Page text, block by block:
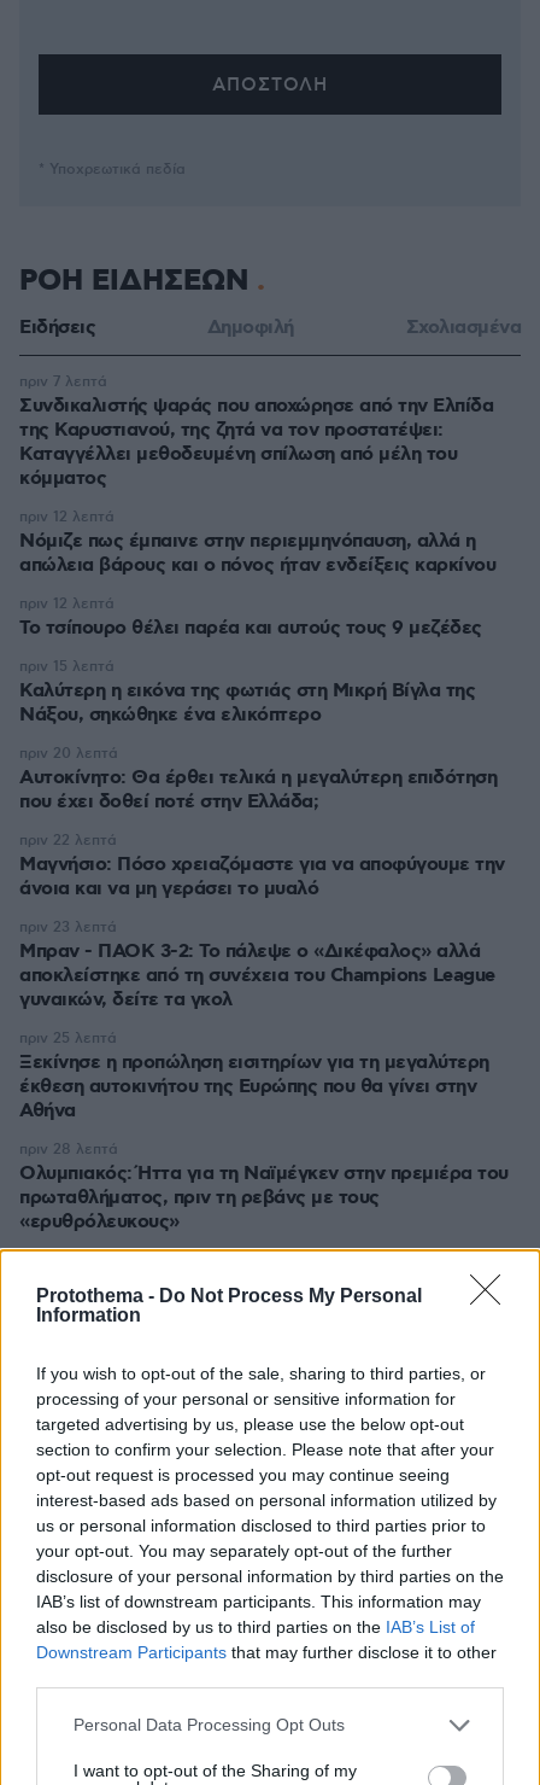
Protothema - Do Not Process My Personal
Information
If you wish to opt-out of the sale, sharing to third parties, or
processing of your personal or sensitive information for
targeted advertising by us, please use the below opt-out
section to confirm your selection. Please note that after your
opt-out request is processed you may continue seeing
interest-based ads based on personal information utilized by
us or personal information disclosed to third parties prior to
your opt-out. You may separately opt-out of the further
disclosure of your personal information by third parties on the
IAB’s list of downstream participants. This information may
also be disclosed by us to third parties on the IAB’s List of
Downstream Participants that may further disclose it to other
Please note that this website/app uses one or more Google
not limited to your visit or usage behaviour. You may click to
Personal Data Processing Opt Outs
I want to opt-out of the Sharing of my
* Υποχρεωτικά πεδία
ΡΟΗ ΕΙΔΗΣΕΩΝ
Ειδήσεις Δημοφιλή Σχολιασμένα
Συνδικαλιστής ψαράς που αποχώρησε από την Ελπίδα
της Καρυστιανού, της ζητά να τον προστατέψει:
Καταγγέλλει μεθοδευμένη σπίλωση από μέλη του
κόμματος
πριν 7 λεπτά
Νόμιζε πως έμπαινε στην περιεμμηνόπαυση, αλλά η
απώλεια βάρους και ο πόνος ήταν ενδείξεις καρκίνου
πριν 12 λεπτά
Το τσίπουρο θέλει παρέα και αυτούς τους 9 μεζέδες
πριν 12 λεπτά
Καλύτερη η εικόνα της φωτιάς στη Μικρή Βίγλα της
Νάξου, σηκώθηκε ένα ελικόπτερο
πριν 15 λεπτά
Αυτοκίνητο: Θα έρθει τελικά η μεγαλύτερη επιδότηση
που έχει δοθεί ποτέ στην Ελλάδα;
πριν 20 λεπτά
Μαγνήσιο: Πόσο χρειαζόμαστε για να αποφύγουμε την
άνοια και να μη γεράσει το μυαλό
πριν 22 λεπτά
Μπραν - ΠΑΟΚ 3-2: Το πάλεψε ο «Δικέφαλος» αλλά
αποκλείστηκε από τη συνέχεια του Champions League
γυναικών, δείτε τα γκολ
πριν 23 λεπτά
Ξεκίνησε η προπώληση εισιτηρίων για τη μεγαλύτερη
έκθεση αυτοκινήτου της Ευρώπης που θα γίνει στην
Αθήνα
πριν 25 λεπτά
Ολυμπιακός: Ήττα για τη Ναϊμέγκεν στην πρεμιέρα του
πρωταθλήματος, πριν τη ρεβάνς με τους
«ερυθρόλευκους»
πριν 28 λεπτά
Τραγωδία στην Πάρο: Πνίγηκε 4χρονος σε πισίνα beach
bar, βούτηξε ο μπάρμαν για να τον σώσει
ΔΕΙΤΕ ΟΛΕΣ ΤΙΣ ΕΙΔΗΣΕΙΣ
ΤΑ ΠΙΟ ΔΗΜΟΦΙΛΗ